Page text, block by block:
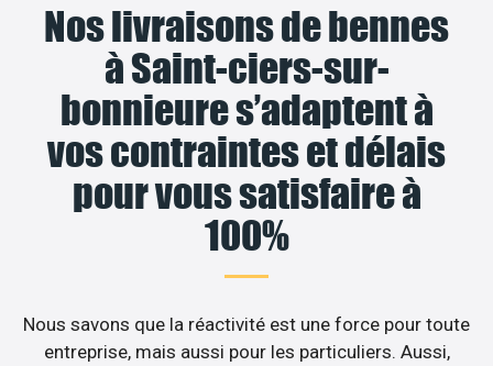
Nos livraisons de bennes
à Saint-ciers-sur-
bonnieure s’adaptent à
vos contraintes et délais
pour vous satisfaire à
100%
Nous savons que la réactivité est une force pour toute
entreprise, mais aussi pour les particuliers. Aussi,